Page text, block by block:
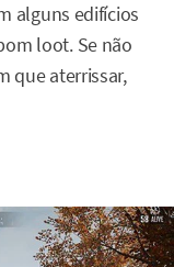
alguns edifícios
loot. Se não
que aterrissar,